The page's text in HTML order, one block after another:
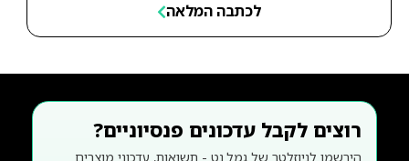
לכתבה המלאה
רוצים לקבל עדכונים פנסיוניים?
הירשמו לניוזלטר של גמל.נט - תשואות, עדכוני מוצרים